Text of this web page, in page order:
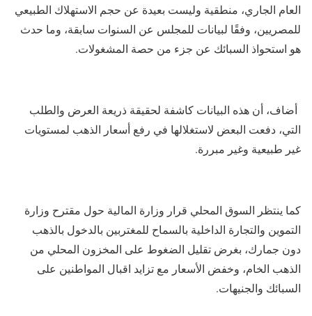
العام الجاري، منطقية وليست بعيدة عن حجم الاستهلاك الطبيعي
للمصريين، وفقًا لبيانات للمجلس عن السنوات سابقة، وما حدث
هو استحواذ السبائك عن جزء من حصة المشغولات.
أضاف، أن هذه البيانات كاشفة لحقيقة ذريعة العرض والطلب
التي، دفعت البعض لاستغلالها في رفع أسعار الذهب لمستويات
غير طبيعية وغير مبررة.
كما ينتظر السوق المحلي قرار وزارة المالية حول مقترح وزارة
التموين والتجارة الداخلية بالسماح للمغتربين بالدخول بالذهب
دون جمارك، بغرض تقليل الضغوط على المخزون المحلي من
الذهب الخام، وخفض الأسعار مع تزايد اقبال المواطنين على
السبائك والجنيهات.